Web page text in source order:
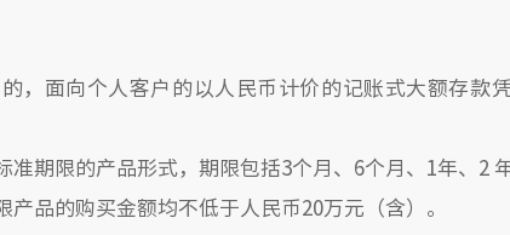
，面向个人客户的以人民币计价的记账式大额存款
准期限的产品形式，期限包括3个月、6个月、1年、2
产品的购买金额均不低于人民币20万元（含）。